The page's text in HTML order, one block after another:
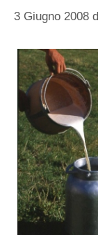
3 Giugno 2008